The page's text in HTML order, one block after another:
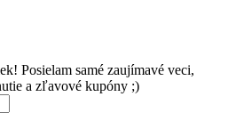
Posielam samé zaujímavé veci,
a zľavové kupóny ;)